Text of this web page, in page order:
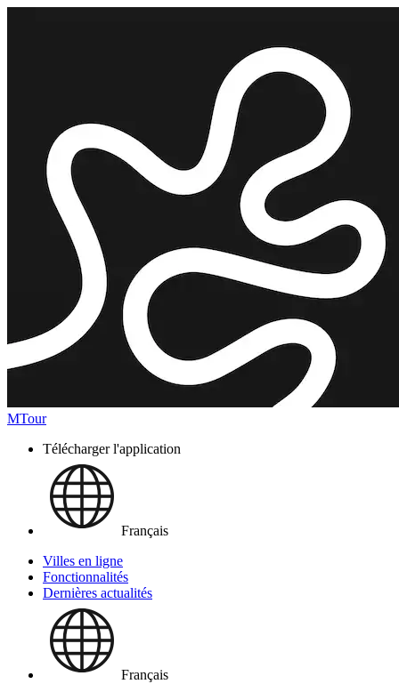
MTour
Télécharger l'application
Français
Villes en ligne
Fonctionnalités
Dernières actualités
Français